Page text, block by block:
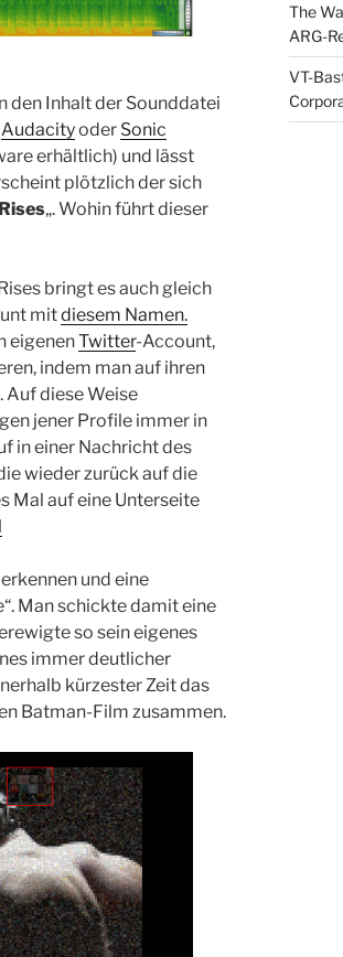
den Inhalt der Sounddatei
Audacityoder Sonic
erhältlich) und lässt
plötzlich der sich
„. Wohin führt dieser
bringt es auch gleich
mitdiesem Namen.
eigenenTwitter-Account,
indem man auf ihren
Auf diese Weise
jener Profile immer in
in einer Nachricht des
wieder zurück auf die
Mal auf eine Unterseite
und eine
Man schickte damit eine
so sein eigenes
immer deutlicher
kürzester Zeit das
Batman-Film zusammen.
The
ARG-
VT-